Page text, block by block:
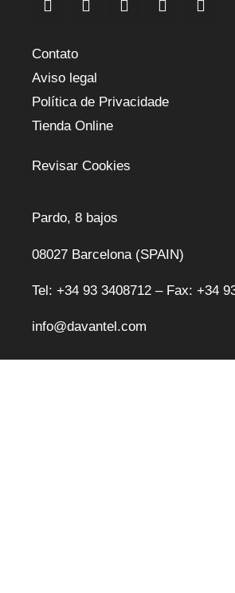
Contato
Aviso legal
Política de Privacidade
Tienda Online
Revisar Cookies
Pardo, 8 bajos
08027 Barcelona (SPAIN)
Tel: +34 93 3408712 – Fax: +34
info@davantel.com